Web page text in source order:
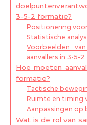
3-5-2 formatie?
Positionering
Statistische
Voorbeelden
aanvallers in 3-5-2
Hoe moeten
formatie?
Tactische
Ruimte en timing
Aanpassingen op
Wat is de rol van